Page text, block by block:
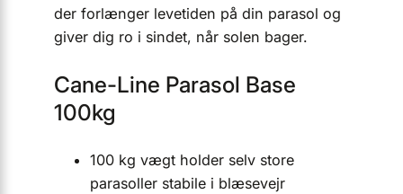
der forlænger levetiden på din parasol og
giver dig ro i sindet, når solen bager.
Cane-Line Parasol Base
100kg
100 kg vægt holder selv store
parasoller stabile i blæsevejr